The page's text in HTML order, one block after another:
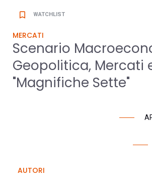
bookmark_border WATCHLIST
MERCATI
Scenario
Geopolitica, Mercati
"Magnifiche Sette"
AUTORI